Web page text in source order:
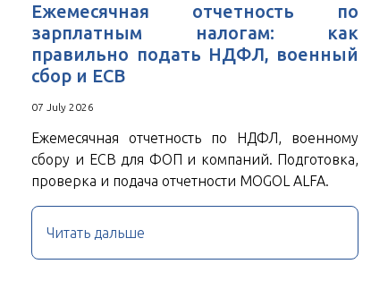
Ежемесячная отчетность по
зарплатным налогам: как
правильно подать НДФЛ, военный
сбор и ЕСВ
07 July 2026
Ежемесячная отчетность по НДФЛ, военному
сбору и ЕСВ для ФОП и компаний. Подготовка,
проверка и подача отчетности MOGOL ALFA.
Читать дальше